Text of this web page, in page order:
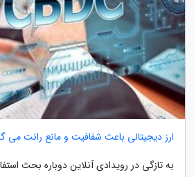
ارز دیجیتالی باعث شفافیت و مانع رانت می
به تازگی در رویدادی آنلاین دوباره بحث